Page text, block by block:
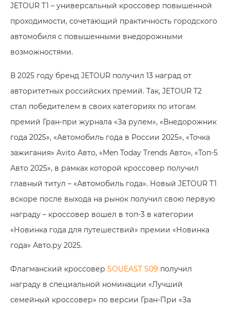
JETOUR T1 – универсальный кроссовер повышенной
проходимости, сочетающий практичность городского
автомобиля с повышенными внедорожными
возможностями.
В 2025 году бренд JETOUR получил 13 наград от
авторитетных российских премий. Так, JETOUR T2
стал победителем в своих категориях по итогам
премий Гран-при журнала «За рулем», «Внедорожник
года 2025», «Автомобиль года в России 2025», «Точка
зажигания» Avito Авто, «Men Today Trends Авто», «Топ-5
Авто 2025», в рамках которой кроссовер получил
главный титул – «Автомобиль года». Новый JETOUR T1
вскоре после выхода на рынок получил свою первую
награду – кроссовер вошел в топ-3 в категории
«Новинка года для путешествий» премии «Новинка
года» Авто.ру 2025.
Флагманский кроссовер SOUEAST S09 получил
награду в специальной номинации «Лучший
семейный кроссовер» по версии Гран-При «За